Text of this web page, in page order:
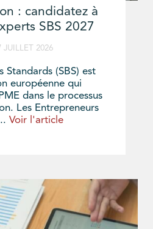
: candidatez à
SBS 2027
JUILLET 2026
Standards (SBS) est
européenne qui
dans le processus
Les Entrepreneurs
Voir l'article